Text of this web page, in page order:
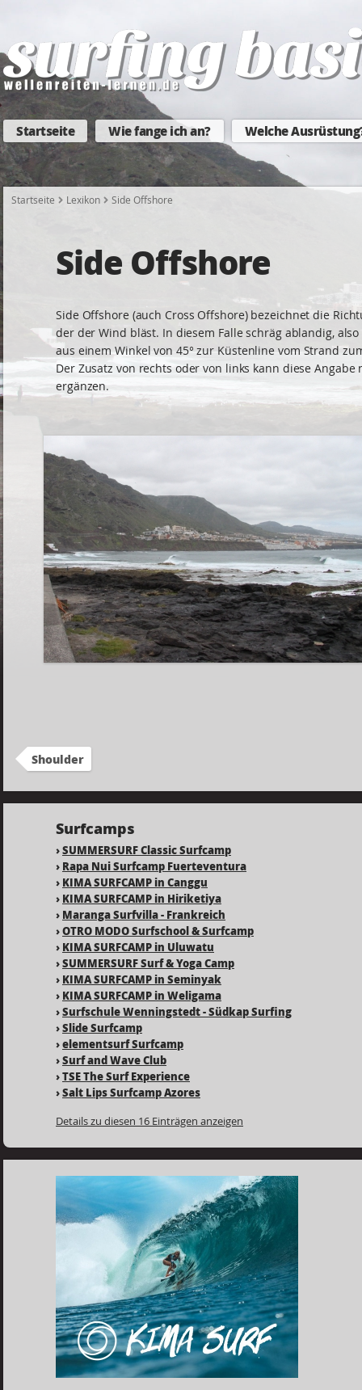
Startseite Wie fange ich an? Welche
Startseite Lexikon Side Offshore
Side Offshore
Side Offshore (auch Cross Offshore) bezeichnet die
der der Wind bläst. In diesem Falle schräg ablandig,
aus einem Winkel von 45° zur Küstenline vom Strand
Der Zusatz von rechts oder von links kann diese Angabe
ergänzen.
Shoulder
Surfcamps
›SUMMERSURF Classic Surfcamp
› Rapa Nui Surfcamp Fuerteventura
› KIMA SURFCAMP in Canggu
› KIMA SURFCAMP in Hiriketiya
› Maranga Surfvilla - Frankreich
›OTRO MODO Surfschool & Surfcamp
› KIMA SURFCAMP in Uluwatu
›SUMMERSURF Surf & Yoga Camp
› KIMA SURFCAMP in Seminyak
› KIMA SURFCAMP in Weligama
›Surfschule Wenningstedt - Südkap Surfing
›Slide Surfcamp
›elementsurf Surfcamp
›Surf and Wave Club
›TSE The Surf Experience
›Salt Lips Surfcamp Azores
Details zu diesen 16 Einträgen anzeigen